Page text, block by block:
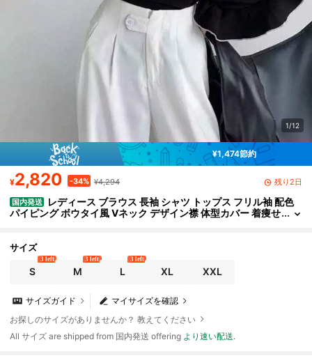
1/12
¥1,474節約
¥2,820 -34% ¥4,294 残り2日
国内発送
レディース ブラウス 長袖 シャツ トップス フリル袖 配色
パイピング ボウタイ風 Vネック デザイン襟 体型カバー 着痩せ
ート お呼ばれ パーティー セレモニー フォーマル 20代 30代 40代
50代 春 秋 冬 ブラック モノトーン シフォン風 落ち感 ボリューム
袖 盛り袖 クラシカル 清楚 入園式 卒園式 謝恩会 女子会 高見え シワ
になりにくい とろみ素材 大きいサイズ
サイズ
S
3 left
M
3 left
L
3 left
XL XXL
マイサイズを確認
サイズガイド
お探しのサイズがありませんか？ 教えてください
All サイズ are shipped from 国内発送 offering より速い配送.